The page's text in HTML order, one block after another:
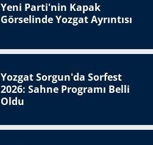
Yeni Parti'nin Kapak
Görselinde Yozgat Ayrıntısı
Yozgat Sorgun'da Sorfest
2026: Sahne Programı Belli
Oldu